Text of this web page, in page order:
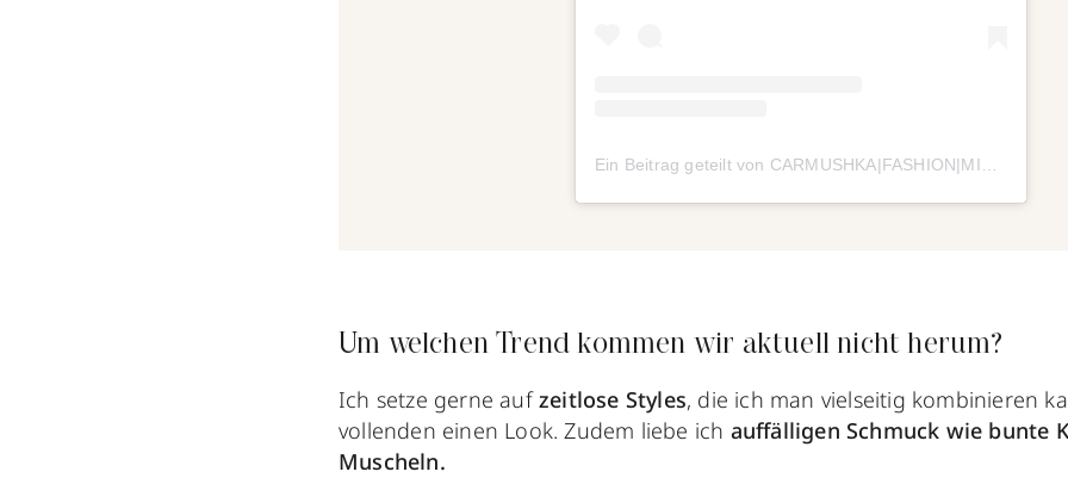
Ein Beitrag geteilt von CARMUSHKA|FASHION|MINDFULNESS (@carmushka)
Um welchen Trend kommen wir aktuell nicht herum?
Ich setze gerne aufzeitlose Styles, die ich man vielseitig kombinieren
vollenden einen Look. Zudem liebe ich auffälligen Schmuck wie bunte
Muscheln.